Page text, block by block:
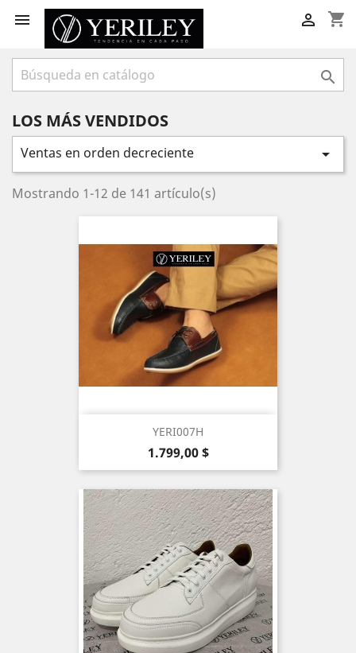
 shopping_cart


LOS MÁS VENDIDOS
Ventas en orden decreciente 
Mostrando 1-12 de 141 artículo(s)
YERI007H
Precio
1.799,00 $